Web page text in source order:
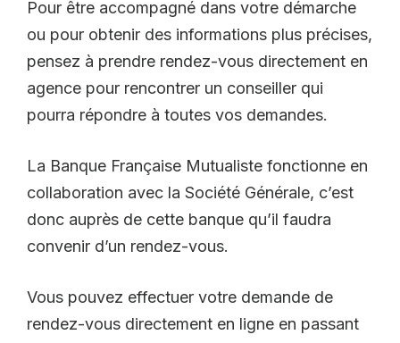
Pour être accompagné dans votre démarche
ou pour obtenir des informations plus précises,
pensez à prendre rendez-vous directement en
agence pour rencontrer un conseiller qui
pourra répondre à toutes vos demandes.
La Banque Française Mutualiste fonctionne en
collaboration avec la Société Générale, c’est
donc auprès de cette banque qu’il faudra
convenir d’un rendez-vous.
Vous pouvez effectuer votre demande de
rendez-vous directement en ligne en passant